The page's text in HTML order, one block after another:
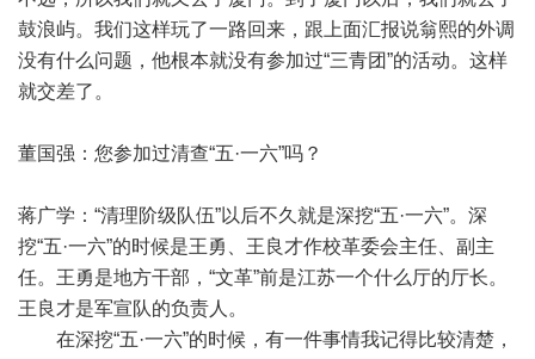
鼓浪屿。我们这样玩了一路回来，跟上面汇报说翁熙的外调
没有什么问题，他根本就没有参加过“三青团”的活动。这样
就交差了。
董国强：您参加过清查“五·一六”吗？
蒋广学：“清理阶级队伍”以后不久就是深挖“五·一六”。深
挖“五·一六”的时候是王勇、王良才作校革委会主任、副主
任。王勇是地方干部，“文革”前是江苏一个什么厅的厅长。
王良才是军宣队的负责人。
在深挖“五·一六”的时候，有一件事情我记得比较清楚，